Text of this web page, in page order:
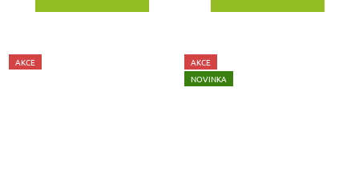
AKCE
AKCE
NOVINKA